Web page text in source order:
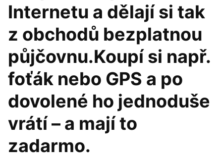
Internetu a dělají si tak
z obchodů bezplatnou
půjčovnu.Koupí si např.
foťák nebo GPS a po
dovolené ho jednoduše
vrátí – a mají to
zadarmo.